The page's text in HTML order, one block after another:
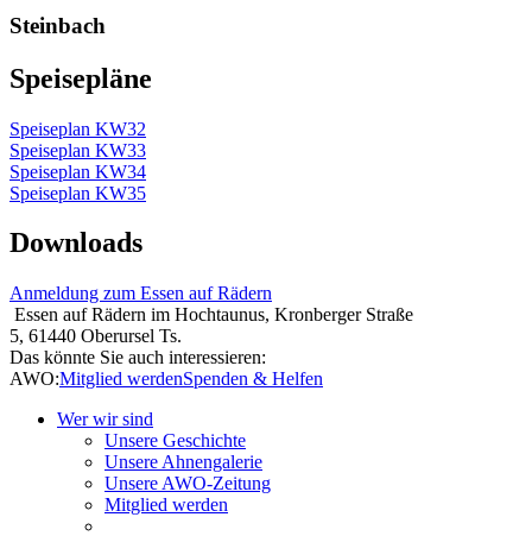
Steinbach
Speisepläne
Speiseplan KW32
Speiseplan KW33
Speiseplan KW34
Speiseplan KW35
Downloads
Anmeldung zum Essen auf Rädern
Essen auf Rädern im Hochtaunus, Kronberger Straße
5, 61440 Oberursel Ts.
Das könnte Sie auch interessieren:
AWO:Mitglied werdenSpenden & Helfen
Wer wir sind
Unsere Geschichte
Unsere Ahnengalerie
Unsere AWO-Zeitung
Mitglied werden